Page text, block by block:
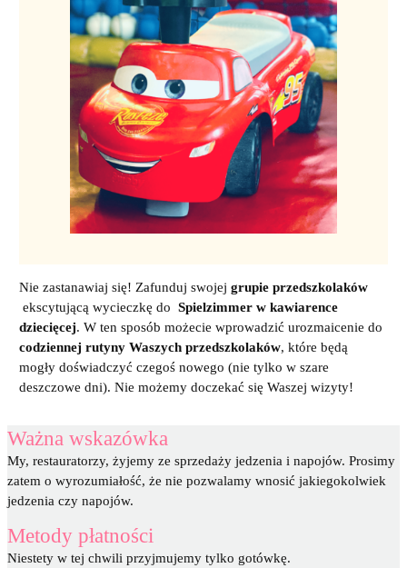
Nie zastanawiaj się! Zafunduj swojejgrupie przedszkolaków
ekscytującą wycieczkę do Spielzimmer w kawiarence
dziecięcej. W ten sposób możecie wprowadzić urozmaicenie do
codziennej rutyny Waszych przedszkolaków, które będą
mogły doświadczyć czegoś nowego (nie tylko w szare
deszczowe dni). Nie możemy doczekać się Waszej wizyty!
Ważna wskazówka
My, restauratorzy, żyjemy ze sprzedaży jedzenia i napojów. Prosimy
zatem o wyrozumiałość, że nie pozwalamy wnosić jakiegokolwiek
jedzenia czy napojów.
Metody płatności
Niestety w tej chwili przyjmujemy tylko gotówkę.